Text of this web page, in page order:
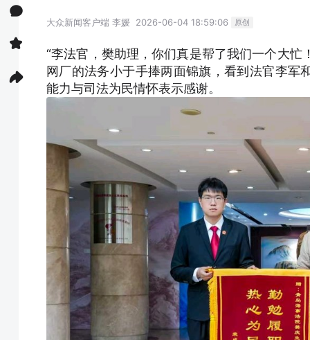
大众新闻客户端 李媛 2026-06-04 18:59:06 原创
“李法官，樊助理，你们真是帮了我们一个大
网厂的法务小于手捧两面锦旗，看到法官李
能力与司法为民情怀表示感谢。